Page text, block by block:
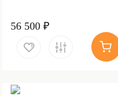
56 500 ₽